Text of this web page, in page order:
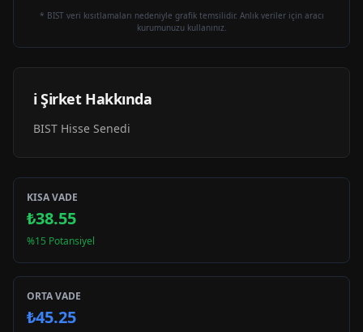
* BIST veri kısıtlamaları nedeniyle grafik temsilidir. Anlık veriler için aracı
kurumunuzu kullanınız.
ℹ️ Şirket Hakkında
BIST Hisse Senedi
KISA VADE
₺38.55
%15 Potansiyel
ORTA VADE
₺45.25